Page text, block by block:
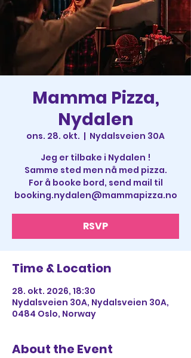
Mamma Pizza,
Nydalen
ons. 28. okt.
  |
Nydalsveien 30A
Jeg er tilbake i Nydalen !
Samme sted men nå med pizza.
For å booke bord, send mail til
booking.nydalen@mammapizza.no
RSVP
Time & Location
28. okt. 2026, 18:30
Nydalsveien 30A, Nydalsveien 30A,
0484 Oslo, Norway
About the Event